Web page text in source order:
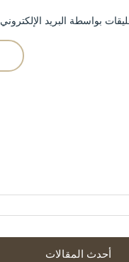
بواسطة البريد الإلكتروني.
أحدث المقالات